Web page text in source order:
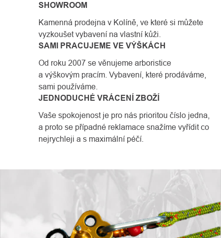
SHOWROOM
Kamenná prodejna v Kolíně, ve které si můžete
vyzkoušet vybavení na vlastní kůži.
SAMI PRACUJEME VE VÝŠKÁCH
Od roku 2007 se věnujeme arboristice
a výškovým pracím. Vybavení, které prodáváme,
sami používáme.
JEDNODUCHÉ VRÁCENÍ ZBOŽÍ
Vaše spokojenost je pro nás prioritou číslo jedna,
a proto se případné reklamace snažíme vyřídit co
nejrychleji a s maximální péčí.